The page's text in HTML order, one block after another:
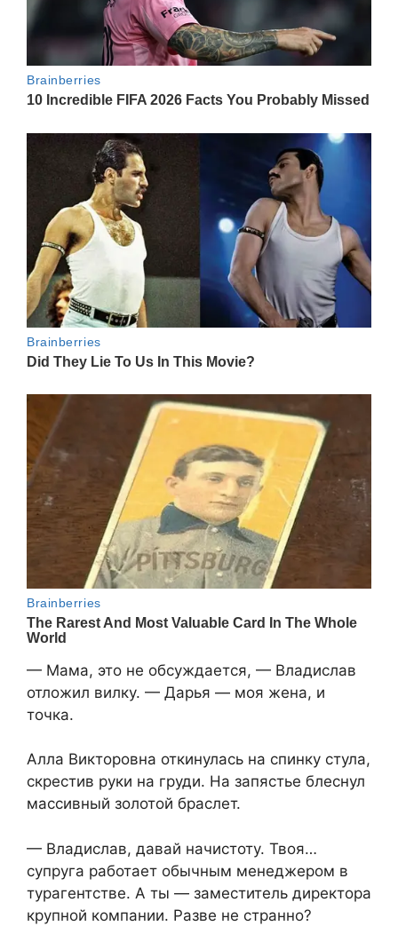
— Мама, это не обсуждается, — Владислав
отложил вилку. — Дарья — моя жена, и
точка.
Алла Викторовна откинулась на спинку стула,
скрестив руки на груди. На запястье блеснул
массивный золотой браслет.
— Владислав, давай начистоту. Твоя…
супруга работает обычным менеджером в
турагентстве. А ты — заместитель директора
крупной компании. Разве не странно?